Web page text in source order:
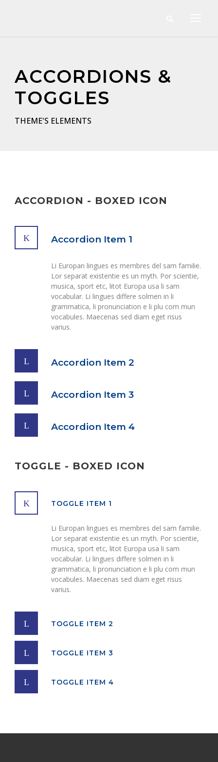
ACCORDIONS &
TOGGLES
THEME'S ELEMENTS
ACCORDION - BOXED ICON
Accordion Item 1
Li Europan lingues es membres del sam familie.
Lor separat existentie es un myth. Por scientie,
musica, sport etc, litot Europa usa li sam
vocabular. Li lingues differe solmen in li
grammatica, li pronunciation e li plu com mun
vocabules. Maecenas sed diam eget risus
varius.
Accordion Item 2
Accordion Item 3
Accordion Item 4
TOGGLE - BOXED ICON
TOGGLE ITEM 1
Li Europan lingues es membres del sam familie.
Lor separat existentie es un myth. Por scientie,
musica, sport etc, litot Europa usa li sam
vocabular. Li lingues differe solmen in li
grammatica, li pronunciation e li plu com mun
vocabules. Maecenas sed diam eget risus
varius.
TOGGLE ITEM 2
TOGGLE ITEM 3
TOGGLE ITEM 4